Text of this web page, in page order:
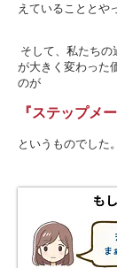
えていることとや
そして、私たち
が大きく変わった
のが
『ステップメ
というものでした。